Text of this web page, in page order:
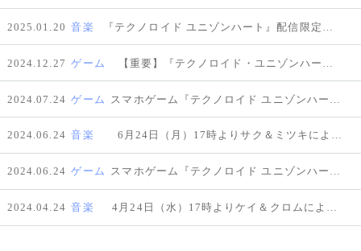
2025.01.20 音楽
2024.12.27 ゲーム
2024.07.24 ゲーム
2024.06.24 音楽 6月24日（月）17時よりサク＆ミツキによる「ホームメイド」を解禁！
2024.06.24 ゲーム スマホゲーム『テクノロイド ユニゾンハート』が6月24日（月）よりシンクロメモリー第十弾イベントを開催！笠間淳、橘龍丸が演じるサク＆ミツキによる「同胞は複雑怪奇 SYNC お仲間はキマジメ」を実装！
2024.04.24 音楽 4月24日（水）17時よりケイ＆クロムによる「You and me, Me and you」を解禁！